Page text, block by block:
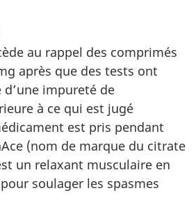
au rappel des comprimés
après que des tests ont
d’une impureté de
à ce qui est jugé
est pris pendant
(nom de marque du citrate
un relaxant musculaire en
soulager les spasmes